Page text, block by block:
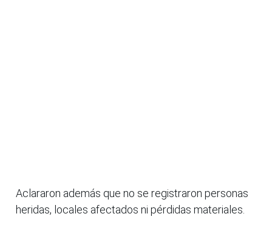
Aclararon además que no se registraron personas
heridas, locales afectados ni pérdidas materiales.